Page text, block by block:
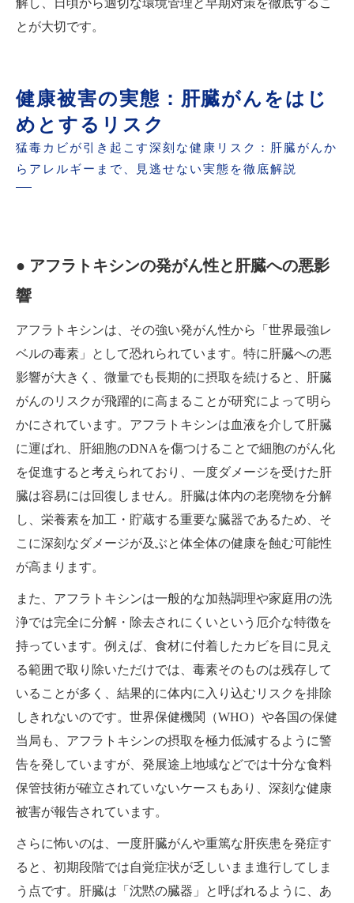
解し、日頃から適切な環境管理と早期対策を徹底するこ
とが大切です。
健康被害の実態：肝臓がんをはじ
めとするリスク
猛毒カビが引き起こす深刻な健康リスク：肝臓がんか
らアレルギーまで、見逃せない実態を徹底解説
● アフラトキシンの発がん性と肝臓への悪影
響
アフラトキシンは、その強い発がん性から「世界最強レ
ベルの毒素」として恐れられています。特に肝臓への悪
影響が大きく、微量でも長期的に摂取を続けると、肝臓
がんのリスクが飛躍的に高まることが研究によって明ら
かにされています。アフラトキシンは血液を介して肝臓
に運ばれ、肝細胞のDNAを傷つけることで細胞のがん化
を促進すると考えられており、一度ダメージを受けた肝
臓は容易には回復しません。肝臓は体内の老廃物を分解
し、栄養素を加工・貯蔵する重要な臓器であるため、そ
こに深刻なダメージが及ぶと体全体の健康を蝕む可能性
が高まります。
また、アフラトキシンは一般的な加熱調理や家庭用の洗
浄では完全に分解・除去されにくいという厄介な特徴を
持っています。例えば、食材に付着したカビを目に見え
る範囲で取り除いただけでは、毒素そのものは残存して
いることが多く、結果的に体内に入り込むリスクを排除
しきれないのです。世界保健機関（WHO）や各国の保健
当局も、アフラトキシンの摂取を極力低減するように警
告を発していますが、発展途上地域などでは十分な食料
保管技術が確立されていないケースもあり、深刻な健康
被害が報告されています。
さらに怖いのは、一度肝臓がんや重篤な肝疾患を発症す
ると、初期段階では自覚症状が乏しいまま進行してしま
う点です。肝臓は「沈黙の臓器」と呼ばれるように、あ